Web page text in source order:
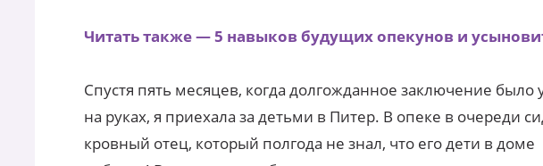
Читать также — 5 навыков будущих опекунов и
Спустя пять месяцев, когда долгожданное заключение было
на руках, я приехала за детьми в Питер. В опеке в очереди
кровный отец, который полгода не знал, что его дети в доме